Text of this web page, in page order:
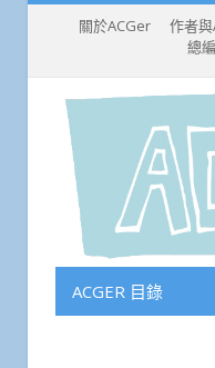
關於ACGer 作者
總
ACGER 目錄